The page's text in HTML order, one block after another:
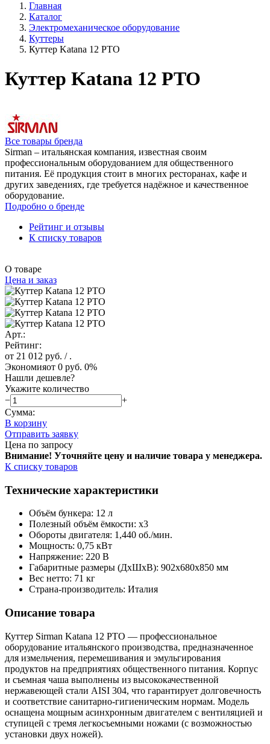
Главная
Каталог
Электромеханическое оборудование
Куттеры
Куттер Katana 12 PTO
Куттер Katana 12 PTO
Все товары бренда
Sirman – итальянская компания, известная своим
профессиональным оборудованием для общественного
питания. Её продукция стоит в многих ресторанах, кафе и
других заведениях, где требуется надёжное и качественное
оборудование.
Подробно о бренде
Рейтинг и отзывы
К списку товаров
О товаре
Цена и заказ
Арт.:
Рейтинг:
от 21 012 руб. / .
Экономияот 0 руб. 0%
Нашли дешевле?
Укажите количество
−
+
Сумма:
В корзину
Отправить заявку
Цена по запросу
Внимание! Уточняйте цену и наличие товара у менеджера.
К списку товаров
Технические характеристики
Объём бункера: 12 л
Полезный объём ёмкости: х3
Обороты двигателя: 1,440 об./мин.
Мощность: 0,75 кВт
Напряжение: 220 В
Габаритные размеры (ДхШхВ): 902х680х850 мм
Вес нетто: 71 кг
Страна-производитель: Италия
Описание товара
Куттер Sirman Katana 12 PTO — профессиональное
оборудование итальянского производства, предназначенное
для измельчения, перемешивания и эмульгирования
продуктов на предприятиях общественного питания. Корпус
и съемная чаша выполнены из высококачественной
нержавеющей стали AISI 304, что гарантирует долговечность
и соответствие санитарно-гигиеническим нормам. Модель
оснащена мощным асинхронным двигателем с вентиляцией и
ступицей с тремя легкосъемными ножами (с возможностью
установки двух ножей).